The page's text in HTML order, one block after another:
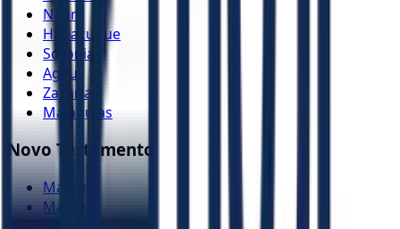
Naum
Habacuque
Sofonias
Ageu
Zacarias
Malaquias
Novo Testamento
Mateus
Marcos